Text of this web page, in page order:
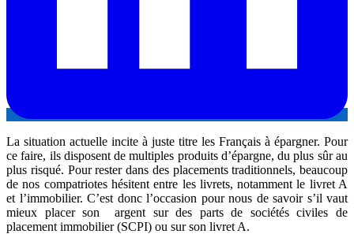
La situation actuelle incite à juste titre les Français à épargner. Pour
ce faire, ils disposent de multiples produits d’épargne, du plus sûr au
plus risqué. Pour rester dans des placements traditionnels, beaucoup
de nos compatriotes hésitent entre les livrets, notamment le livret A
et l’immobilier. C’est donc l’occasion pour nous de savoir s’il vaut
mieux placer son argent sur des parts de sociétés civiles de
placement immobilier (SCPI) ou sur son livret A.